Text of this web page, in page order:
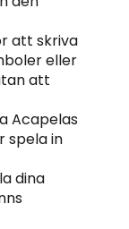
att skriva
eller
att
Acapelas
spela in
dina